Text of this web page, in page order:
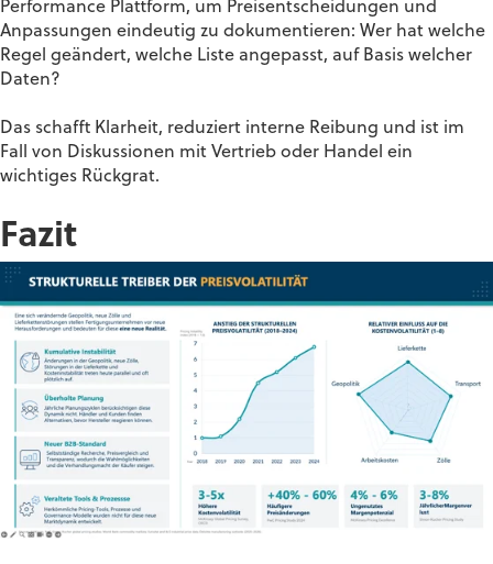
Performance Plattform, um Preisentscheidungen und
Anpassungen eindeutig zu dokumentieren: Wer hat welche
Regel geändert, welche Liste angepasst, auf Basis welcher
Daten?
Das schafft Klarheit, reduziert interne Reibung und ist im
Fall von Diskussionen mit Vertrieb oder Handel ein
wichtiges Rückgrat.
Fazit